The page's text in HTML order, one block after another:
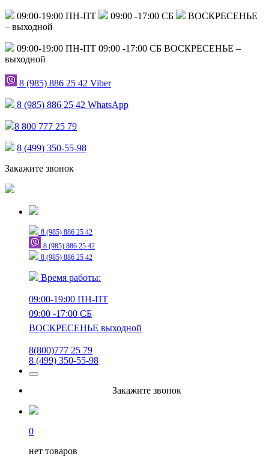
09:00-19:00 ПН-ПТ 09:00 -17:00 СБ
ВОСКРЕСЕНЬЕ
– выходной
09:00-19:00 ПН-ПТ 09:00 -17:00 СБ ВОСКРЕСЕНЬЕ –
выходной
8 (985) 886 25 42 Viber
8 (985) 886 25 42 WhatsApp
8 800 777 25 79
8 (499) 350-55-98
Закажите звонок
8 (985) 886 25 42
8 (985) 886 25 42
8 (985) 886 25 42
Время работы:
09:00-19:00 ПН-ПТ
09:00 -17:00 СБ
ВОСКРЕСЕНЬЕ выходной
8(800)777 25 79
8 (499) 350-55-98
Закажите звонок
0
нет товаров